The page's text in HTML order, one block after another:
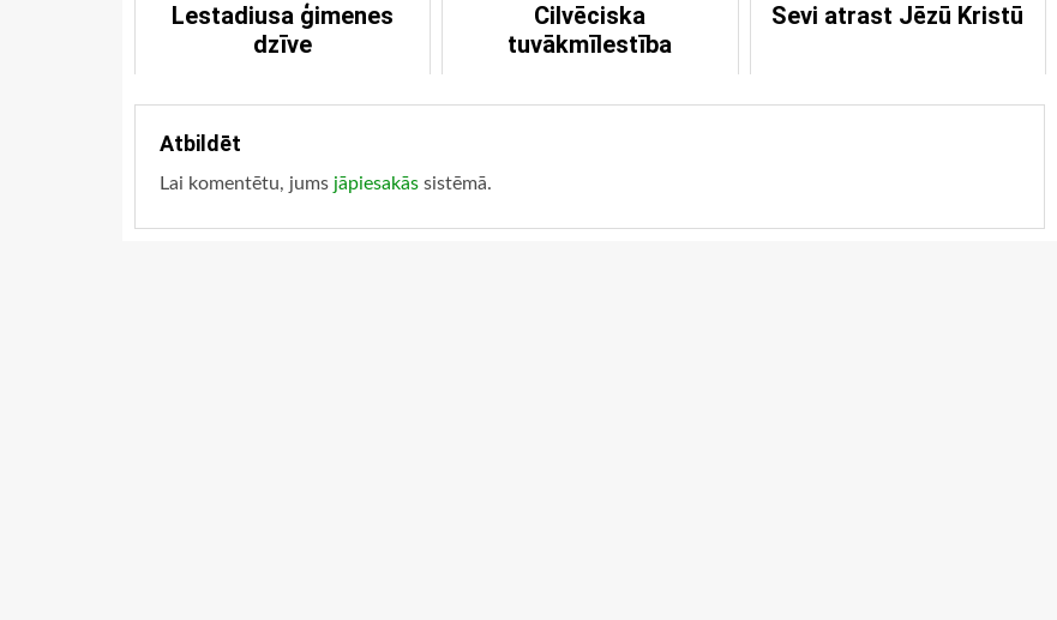
Lestadiusa ģimenes
dzīve
Cilvēciska
tuvākmīlestība
Sevi atrast Jēzū Kristū
Atbildēt
Lai komentētu, jums jāpiesakās sistēmā.